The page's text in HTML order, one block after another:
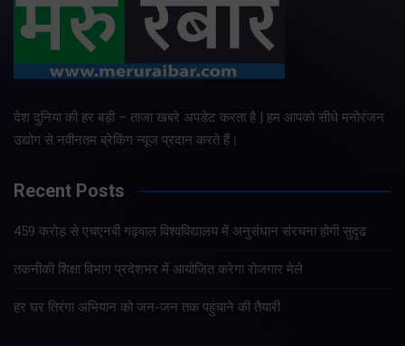
देश दुनिया की हर बड़ी – ताजा खबरे अपडेट करता है | हम आपको सीधे मनोरंजन
उद्योग से नवीनतम ब्रेकिंग न्यूज प्रदान करते हैं।
Recent Posts
459 करोड़ से एचएनबी गढ़वाल विश्वविद्यालय में अनुसंधान संरचना होगी सुदृढ
तकनीकी शिक्षा विभाग प्रदेशभर में आयोजित करेगा रोजगार मेले
हर घर तिरंगा अभियान को जन-जन तक पहुंचाने की तैयारी